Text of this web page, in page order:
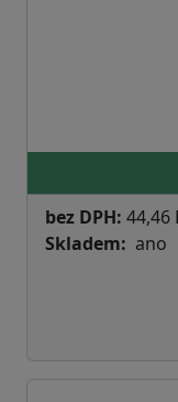
bez DPH: 44,46
Skladem
ano